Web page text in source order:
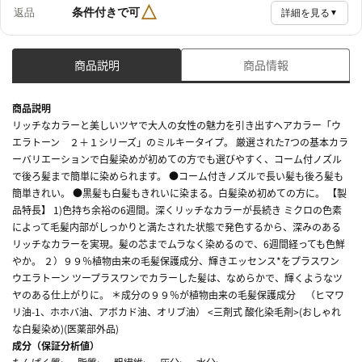
返品 条件付きで可△ 詳細を見る ▼
商品説明 商品情報
商品説明
リッチなカラーと美しいツヤで大人の女性の魅力を引き出すヘアカラー「ウ
エラトーン ２＋１シリーズ」のミルキータイプ。 厳選された7つの基本カラ
ーバリエーションで白髪染めが初めての方でも選びやすく、コーム付ノズル
で後ろ髪まで簡単に染められます。 ●コーム付きノズルで長い髪も後ろ髪も
簡単きれい。 ●黒髪も白髪もきれいに染まる。白髪染め初めての方に。 【製
品特長】 1)色持ち余裕の6週間。深くリッチなカラーが長続き ミクロの色素
によって毛髪内部がしっかりと満たされた状態で発色するから、深みのある
リッチなカラーを実現。髪の芯までムラなく染めるので、6週間経っても色鮮
やか。 ２）９９％植物由来の毛髪保護成分、輝きエッセンス*をプラスワン
ウエラトーン ツープラスワンでカラーした髪は、なめらかで、輝くようなツ
ヤのある仕上がりに。 ＊成分の９９％が植物由来の毛髪保護成分 （ヒマワ
リ油-1、ホホバ油、アボカド油、オリブ油） <三剤式 酸化染毛剤>(おしゃれ
な白髪染め)(医薬部外品)
成分（保証分析値）